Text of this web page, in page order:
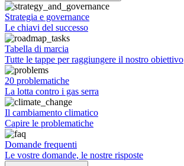
Strategia e governance
Le chiavi del successo
Tabella di marcia
Tutte le tappe per raggiungere il nostro obiettivo
20 problematiche
La lotta contro i gas serra
Il cambiamento climatico
Capire le problematiche
Domande frequenti
Le vostre domande, le nostre risposte